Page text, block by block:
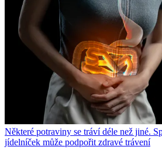
Některé potraviny se tráví déle než jiné.
jídelníček může podpořit zdravé trávení